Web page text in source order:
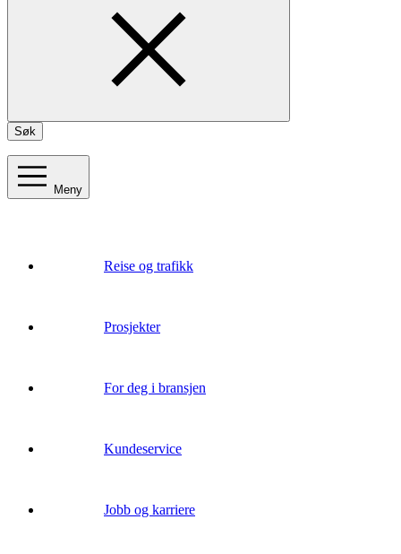
Søk
Meny
Reise og trafikk
Prosjekter
For deg i bransjen
Kundeservice
Jobb og karriere